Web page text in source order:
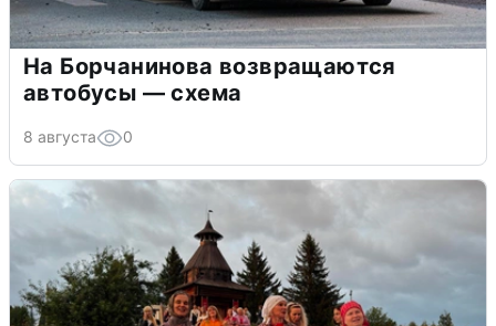
На Борчанинова возвращаются
автобусы — схема
8 августа 0